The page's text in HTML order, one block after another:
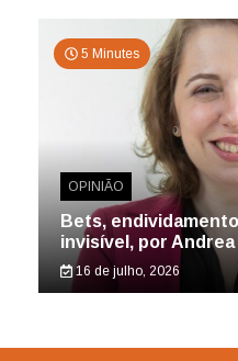
5 Minutes
OPINIÃO
Bets,
invisível, por
16 de julho, 2026